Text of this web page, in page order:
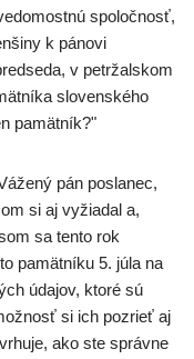
spoločnosť,
k pánovi
v petržalskom
slovenského
pamätník?"
pán poslanec,
si aj vyžiadal a,
sa tento rok
pamätníku 5. júla na
údajov, ktoré sú
si ich pozrieť aj
ako ste správne